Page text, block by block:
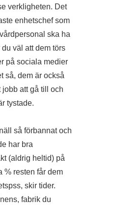
verkligheten. Det
enhetschef som
ska ha
väl att dem törs
på sociala medier
så, dem är också
jobb att gå till och
tystade.
så förbannat och
har bra
(aldrig heltid) på
% resten får dem
skir tider.
fabrik du